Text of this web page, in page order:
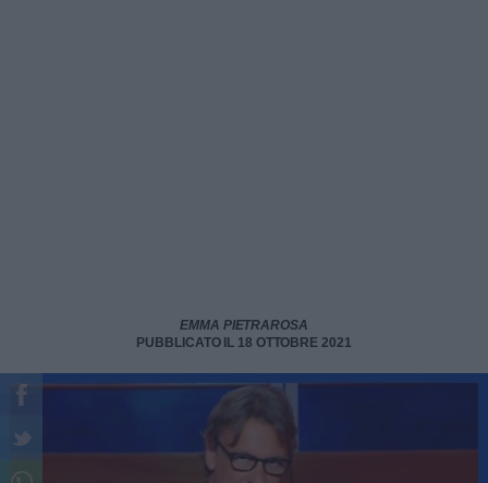
EMMA PIETRAROSA
PUBBLICATO IL 18 OTTOBRE 2021